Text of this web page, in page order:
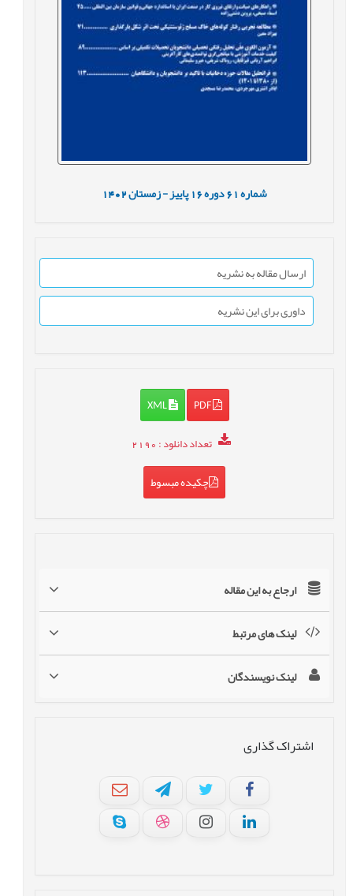
شماره61 دوره16 پاییز - زمستان1402
ارسال مقاله به نشریه
داوری برای این نشریه
PDF
XML
تعداد دانلود: 2190
چکیده مبسوط
ارجاع به این مقاله
لینک های مرتبط
لینک نویسندگان
اشتراک گذاری